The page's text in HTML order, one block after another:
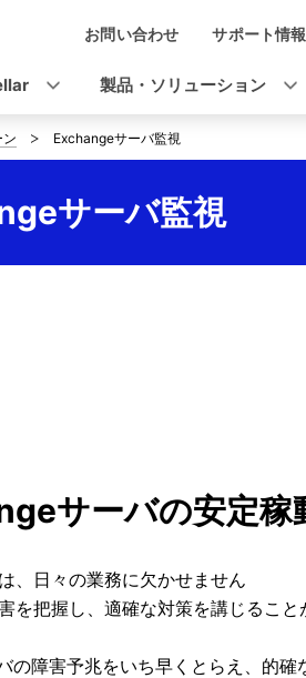
お問い合わせ サポート情報
製品・ソリューション
Exchangeサーバ監視
サーバ監視
サーバの安定稼
、日々の業務に欠かせません
を把握し、適確な対策を講じること
の障害予兆をいち早くとらえ、的確